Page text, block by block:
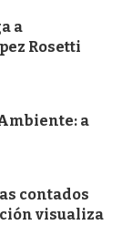
a
Rosetti
a
contados
visualiza